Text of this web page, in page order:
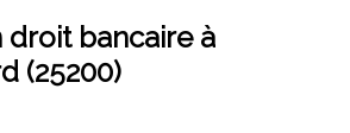
droit bancaire à
(25200)